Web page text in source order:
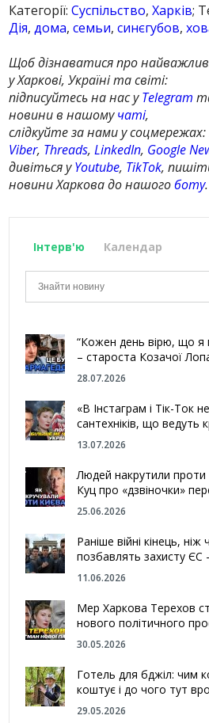
Категорії:Суспільство,Харків;
Дія,дома,семьи,синєгубов,
Щоб дізнаватися про
у Харкові, Україні та світі:
підписуйтесь на нас уTelegram
новини в нашомучаті,
слідкуйте за нами у соцмережах:
Viber, Threads,LinkedIn, Google
дивіться уYoutube, TikTok,
новини Харкова до нашогоботу.
Інтерв'ю Календар
“Кожен день вірю, що я
– староста Козачої
28.07.2026
«В Інстаграм і Тік-Ток
сантехніків, що ведуть
13.07.2026
Людей накрутили проти
Куц про «дзвіночки»
25.06.2026
Раніше війні кінець, ніж
позбавлять захисту ЄС
11.06.2026
Мер Харкова Терехов
нового політичного
30.05.2026
Готель для бджіл: чим
коштує і до чого тут
29.05.2026